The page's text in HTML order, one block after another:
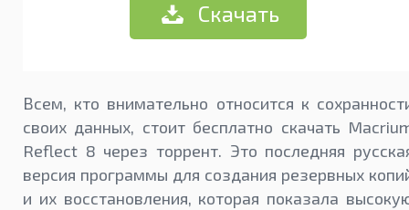
Скачать
Всем, кто внимательно относится к
своих данных, стоит бесплатно скачать
Reflect 8 через торрент. Это последняя
версия программы для создания резервных
и их восстановления, которая показала